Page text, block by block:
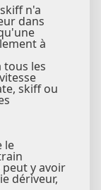
n'a
dans
à
tous les
skiff ou
le
y avoir
dériveur,